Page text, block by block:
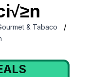
& Tabaco /